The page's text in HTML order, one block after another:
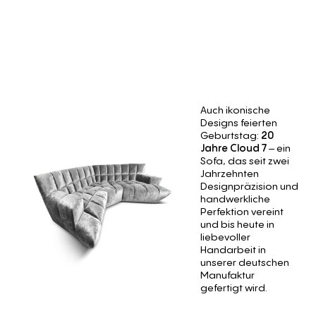
Auch ikonische
Designs feierten
Geburtstag: 20
Jahre Cloud 7– ein
Sofa, das seit zwei
Jahrzehnten
Designpräzision und
handwerkliche
Perfektion vereint
und bis heute in
liebevoller
Handarbeit in
unserer deutschen
Manufaktur
gefertigt wird.